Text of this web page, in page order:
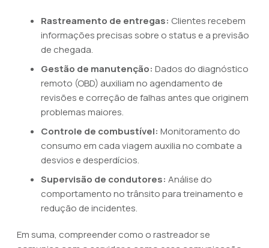
Rastreamento de entregas: Clientes recebem
informações precisas sobre o status e a previsão
de chegada.
Gestão de manutenção: Dados do diagnóstico
remoto (OBD) auxiliam no agendamento de
revisões e correção de falhas antes que originem
problemas maiores.
Controle de combustível: Monitoramento do
consumo em cada viagem auxilia no combate a
desvios e desperdícios.
Supervisão de condutores: Análise do
comportamento no trânsito para treinamento e
redução de incidentes.
Em suma, compreender como o rastreador se